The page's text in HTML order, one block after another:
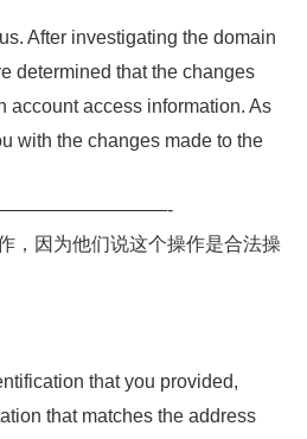
After investigating the domain
determined that the changes
account access information. As
with the changes made to the
，因为他们说这个操作是合法操
that you provided,
that matches the address